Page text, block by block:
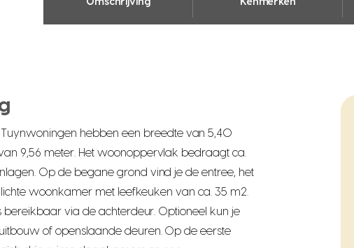
Tuynwoningen hebben een breedte van 5,40
9,56 meter. Het woonoppervlak bedraagt ca.
Op de begane grond vind je de entree, het
woonkamer met leefkeuken van ca. 35 m2.
bereikbaar via de achterdeur. Optioneel kun je
of openslaande deuren. Op de eerste